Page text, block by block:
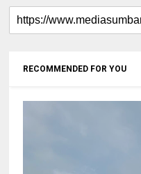
RECOMMENDED FOR YOU